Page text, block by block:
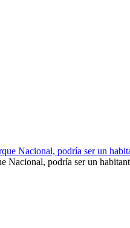
Nacional, podría ser un